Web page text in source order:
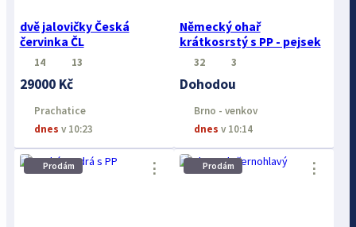
dvě jalovičky Česká
červinka ČL
14 13
29000 Kč
Prachatice
dnes v 10:23
Německý ohař
krátkosrstý s PP - pejsek
32 3
Dohodou
Brno - venkov
dnes v 10:14
Prodám ⋮ Prodám ⋮